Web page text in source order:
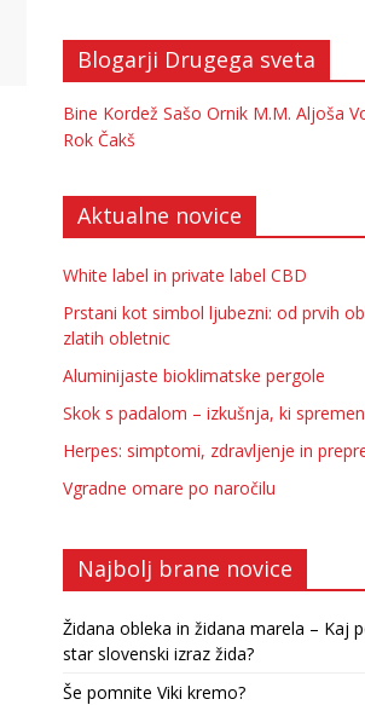
Blogarji Drugega sveta
Bine Kordež Sašo Ornik M.M. Aljoša
Rok Čakš
Aktualne novice
White label in private label CBD
Prstani kot simbol ljubezni: od prvih
zlatih obletnic
Aluminijaste bioklimatske pergole
Skok s padalom – izkušnja, ki
Herpes: simptomi, zdravljenje in
Vgradne omare po naročilu
Najbolj brane novice
Židana obleka in židana marela – Kaj
star slovenski izraz žida?
Še pomnite Viki kremo?